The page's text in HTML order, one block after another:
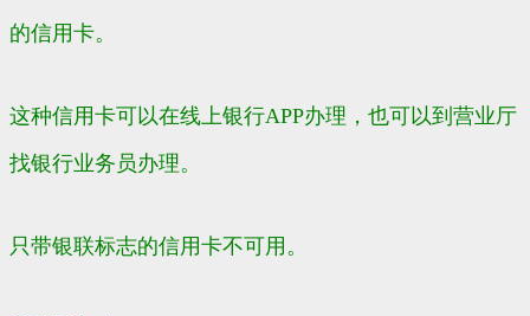
的信用卡。
这种信用卡可以在线上银行APP办理，也可以到营业厅
找银行业务员办理。
只带银联标志的信用卡不可用。